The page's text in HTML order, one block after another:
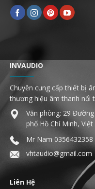
INVAUDIO
Chuyên cung cấp thiết bị
thương hiệu âm thanh nổi
Văn phòng: 29
phố Hồ Chí Minh,
Mr Nam 0356432358
vhtaudio@gmail.com
Liên Hệ